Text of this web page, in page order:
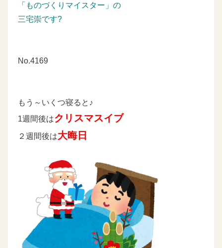
「ものづくりマイスター」の
三宅崇です?
No.4169
もう～いくつ寝ると♪
1週間後はクリスマスイブ
２週間後は大晦日